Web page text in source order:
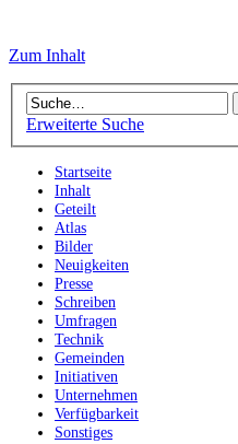
Zum Inhalt
Erweiterte Suche
Startseite
Inhalt
Geteilt
Atlas
Bilder
Neuigkeiten
Presse
Schreiben
Umfragen
Technik
Gemeinden
Initiativen
Unternehmen
Verfügbarkeit
Sonstiges